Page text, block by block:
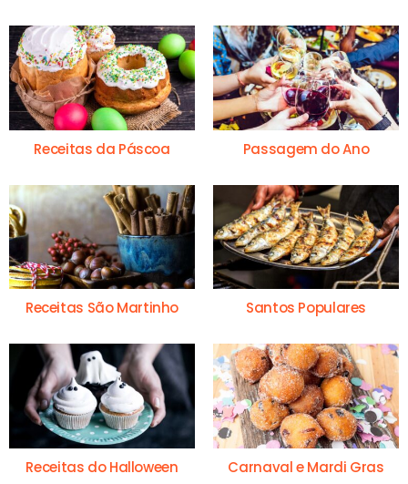
Receitas da Páscoa Passagem do Ano
Receitas São Martinho Santos Populares
Receitas do Halloween Carnaval e Mardi Gras